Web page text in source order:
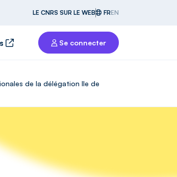
LE CNRS SUR LE WEB FREN
Se connecter
de la délégation Ile de